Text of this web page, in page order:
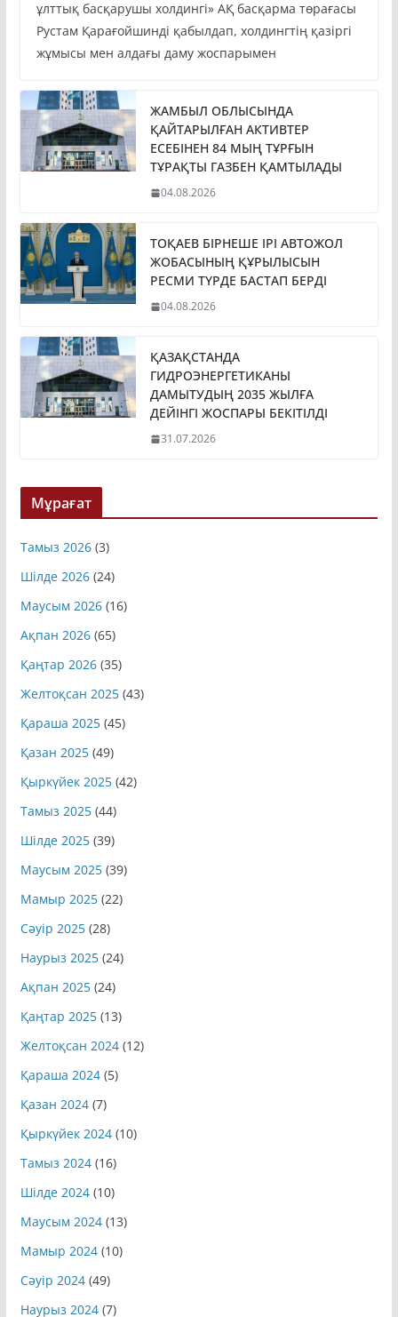
ұлттық басқарушы холдингі» АҚ басқарма төрағасы
Рустам Қарағойшинді қабылдап, холдингтің қазіргі
жұмысы мен алдағы даму жоспарымен
ЖАМБЫЛ ОБЛЫСЫНДА
ҚАЙТАРЫЛҒАН АКТИВТЕР
ЕСЕБІНЕН 84 МЫҢ ТҰРҒЫН
ТҰРАҚТЫ ГАЗБЕН ҚАМТЫЛАДЫ
04.08.2026
ТОҚАЕВ БІРНЕШЕ ІРІ АВТОЖОЛ
ЖОБАСЫНЫҢ ҚҰРЫЛЫСЫН
РЕСМИ ТҮРДЕ БАСТАП БЕРДІ
04.08.2026
ҚАЗАҚСТАНДА
ГИДРОЭНЕРГЕТИКАНЫ
ДАМЫТУДЫҢ 2035 ЖЫЛҒА
ДЕЙІНГІ ЖОСПАРЫ БЕКІТІЛДІ
31.07.2026
Мұрағат
Тамыз 2026(3)
Шілде 2026(24)
Маусым 2026(16)
Ақпан 2026(65)
Қаңтар 2026(35)
Желтоқсан 2025(43)
Қараша 2025(45)
Қазан 2025(49)
Қыркүйек 2025(42)
Тамыз 2025(44)
Шілде 2025(39)
Маусым 2025(39)
Мамыр 2025(22)
Сәуір 2025(28)
Наурыз 2025(24)
Ақпан 2025(24)
Қаңтар 2025(13)
Желтоқсан 2024(12)
Қараша 2024(5)
Қазан 2024(7)
Қыркүйек 2024(10)
Тамыз 2024(16)
Шілде 2024(10)
Маусым 2024(13)
Мамыр 2024(10)
Сәуір 2024(49)
Наурыз 2024(7)